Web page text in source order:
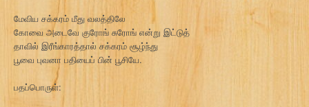
மேவிய சக்கரம் மீது வலத்திலே
கோவை அடைவே குரோங் சுரோங் என்று இட்டுத்
தாவில் இரீங்காரத்தால் சக்கரம் சூழ்ந்து
பூவை புவனா பதியைப் பின் பூசியே.
பதப்பொருள்: